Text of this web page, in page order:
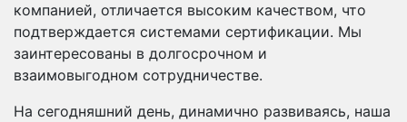
компанией, отличается высоким качеством, что
подтверждается системами сертификации. Мы
заинтересованы в долгосрочном и
взаимовыгодном сотрудничестве.
На сегодняшний день, динамично развиваясь, наша